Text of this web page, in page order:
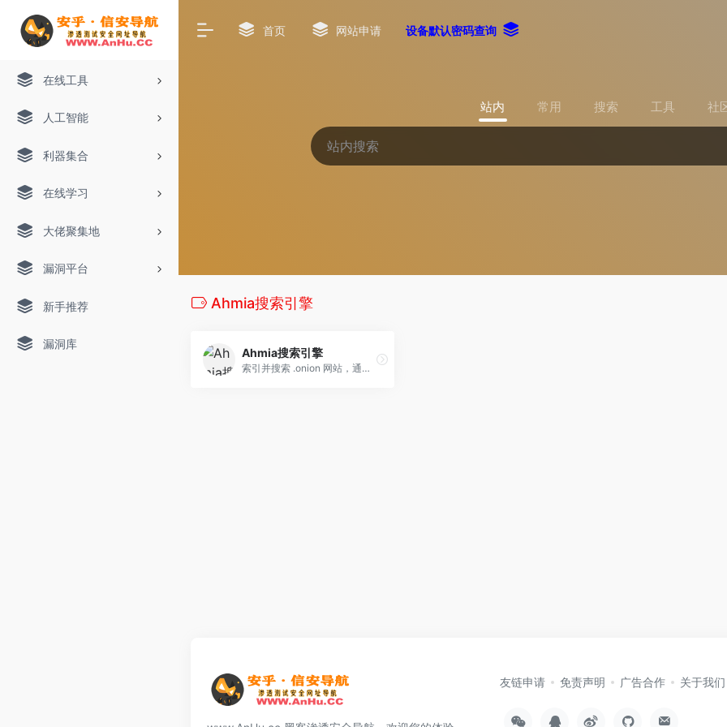
在线工具
人工智能
利器集合
在线学习
大佬聚集地
漏洞平台
新手推荐
漏洞库
首页 网站申请 设备默认密码查询
站内 常用 搜索 工具 社
Ahmia搜索引擎
Ahmia搜索引擎
索引并搜索 .onion 网站，通过用户友好的界面更轻松地在暗网上查找信息。
友链申请 免责声明 广告合作 关于我们